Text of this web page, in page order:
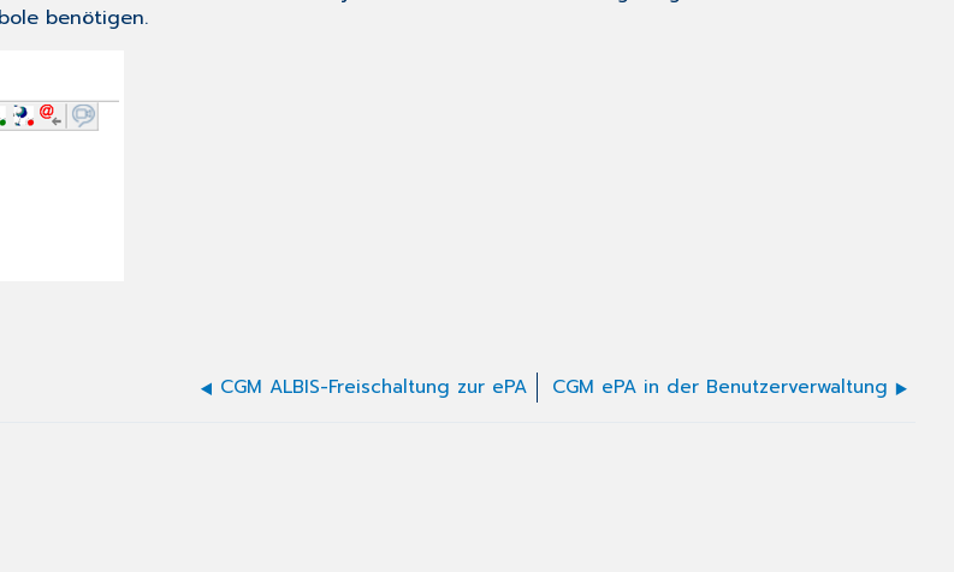
benötigen.
CGM ALBIS-Freischaltung zur ePA CGM ePA in der Benutzerverwaltung